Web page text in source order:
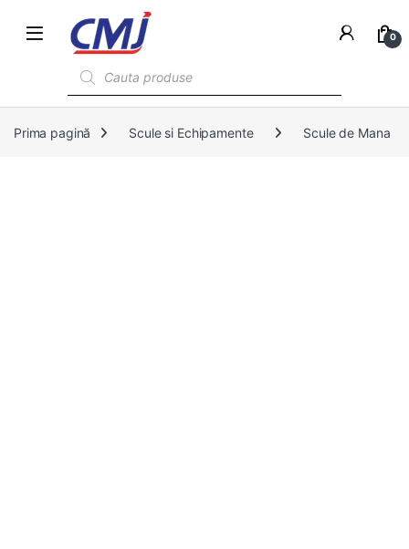
0
Prima pagină Scule si Echipamente Scule de Mana